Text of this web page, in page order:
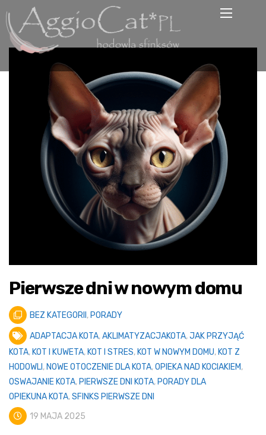
Pierwsze dni w nowym domu
BEZ KATEGORII , PORADY
ADAPTACJA KOTA,AKLIMATYZACJAKOTA,JAK PRZYJĄĆ
KOTA, KOT I KUWETA, KOT I STRES, KOT W NOWYM DOMU, KOT Z
HODOWLI , NOWE OTOCZENIE DLA KOTA,OPIEKA NAD KOCIAKIEM,
OSWAJANIE KOTA, PIERWSZE DNI KOTA, PORADY DLA
OPIEKUNA KOTA,SFINKS PIERWSZE DNI
19 MAJA 2025